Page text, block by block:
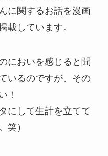
に関するお話を漫画
載しています。
においを感じると聞
いるのですが、その
！
にして生計を立てて
笑）